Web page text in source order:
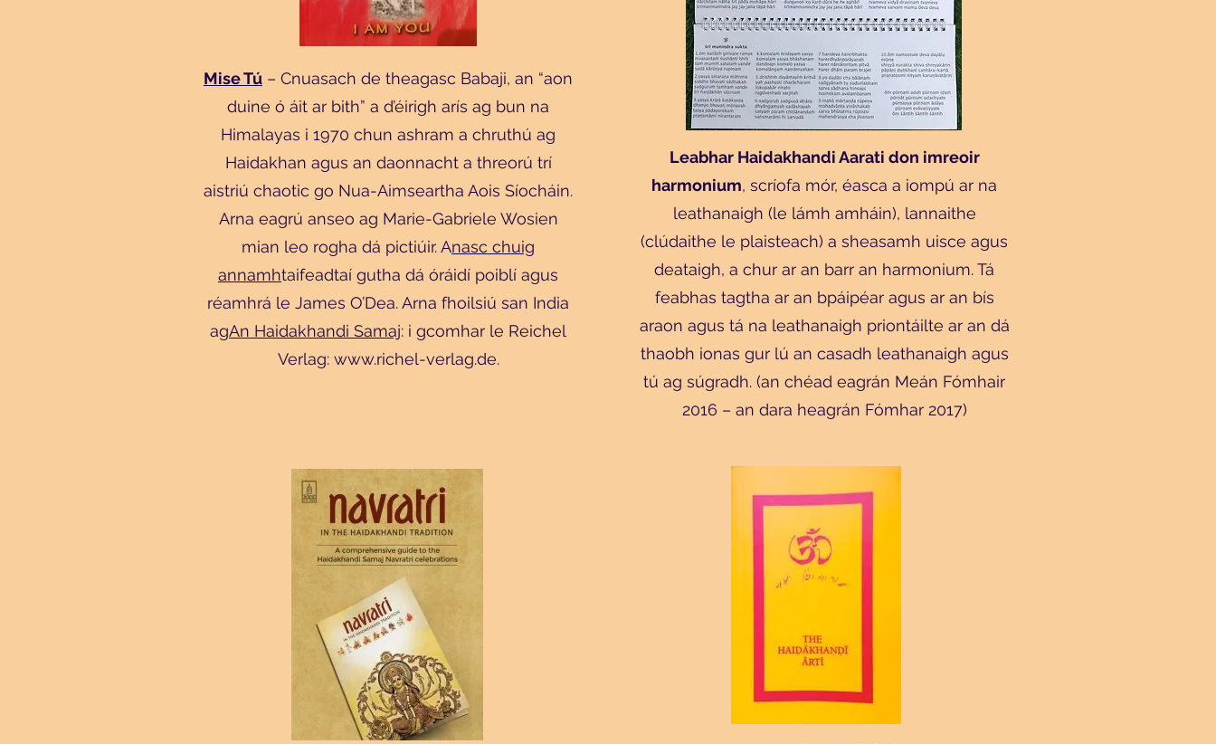
Mise Tú – Cnuasach de theagasc Babaji, an “aon
duine ó áit ar bith” a d’éirigh arís ag bun na
Himalayas i 1970 chun ashram a chruthú ag
Haidakhan agus an daonnacht a threorú trí
aistriú chaotic go Nua-Aimseartha Aois Síocháin.
Arna eagrú anseo ag Marie-Gabriele Wosien
mian leo rogha dá pictiúir. Anasc chuig
annamhtaifeadtaí gutha dá óráidí poiblí agus
réamhrá le James O’Dea. Arna fhoilsiú san India
agAn Haidakhandi Samaj: i gcomhar le Reichel
Verlag: www.richel-verlag.de.
Leabhar Haidakhandi Aarati don imreoir
harmonium, scríofa mór, éasca a iompú ar na
leathanaigh (le lámh amháin), lannaithe
(clúdaithe le plaisteach) a sheasamh uisce agus
deataigh, a chur ar an barr an harmonium. Tá
feabhas tagtha ar an bpáipéar agus ar an bís
araon agus tá na leathanaigh priontáilte ar an dá
thaobh ionas gur lú an casadh leathanaigh agus
tú ag súgradh. (an chéad eagrán Meán Fómhair
2016 – an dara heagrán Fómhar 2017)